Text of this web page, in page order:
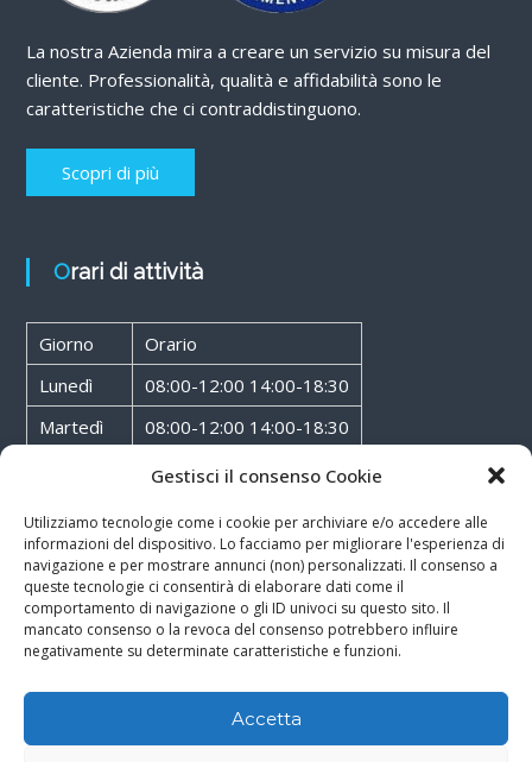
Gestisci il consenso Cookie
Utilizziamo tecnologie come i cookie per archiviare e/o accedere alle
informazioni del dispositivo. Lo facciamo per migliorare l'esperienza di
navigazione e per mostrare annunci (non) personalizzati. Il consenso a
queste tecnologie ci consentirà di elaborare dati come il
comportamento di navigazione o gli ID univoci su questo sito. Il
mancato consenso o la revoca del consenso potrebbero influire
negativamente su determinate caratteristiche e funzioni.
Accetta
La nostra Azienda mira a creare un servizio su misura del
cliente. Professionalità, qualità e affidabilità sono le
caratteristiche che ci contraddistinguono.
Scopri di più
Orari di attività
Giorno
Orario
Lunedì
08:00-12:00 14:00-18:30
Martedì
08:00-12:00 14:00-18:30
08:00-12:00 14:00-18:30
Giovedì
08:00-12:00 14:00-18:30
Venerdì
08:00-12:00 14:00-18:30
Sabato
08:00-12:00